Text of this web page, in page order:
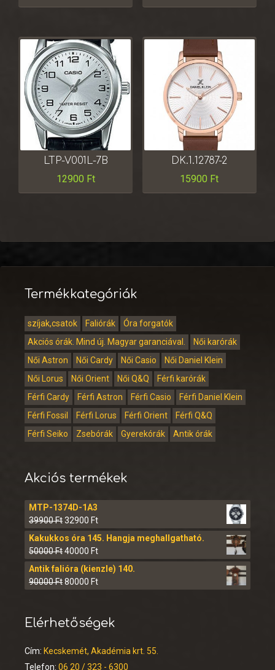
LTP-V001L-7B
12900 Ft
DK.1.12787-2
15900 Ft
Termékkategóriák
szíjak,csatok Faliórák
Óra forgatók
Akciós órák. Mind új. Magyar garanciával.
Női karórák
Női Astron
Női Cardy Női Casio
Női Daniel Klein
Női Lorus
Női Orient Női Q&Q
Férfi karórák
Férfi Cardy
Férfi Astron Férfi Casio
Férfi Daniel Klein
Férfi Fossil
Férfi Lorus Férfi Orient
Férfi Q&Q
Férfi Seiko
Zsebórák Gyerekórák Antik órák
Akciós termékek
MTP-1374D-1A3
39900Ft32900 Ft
Kakukkos óra 145. Hangja meghallgatható.
50000Ft40000 Ft
Antik falióra (kienzle) 140.
90000Ft80000 Ft
Elérhetőségek
Cím: Kecskemét, Akadémia krt. 55.
Telefon: 06 20 / 323 - 6300